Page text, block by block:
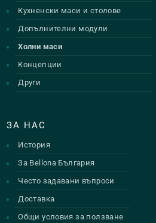
Кухненски маси и столове
Допълнителни модули
Холни маси
Концепции
Други
ЗА НАС
История
За Bellona България
Често задавани въпроси
Доставка
Общи условия за ползване